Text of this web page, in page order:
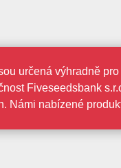
určená výhradně
Fiveseedsbank
Námi nabízené